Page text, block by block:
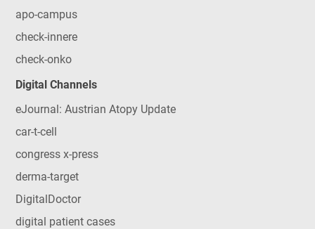
apo-campus
check-innere
check-onko
Digital Channels
eJournal: Austrian Atopy Update
car-t-cell
congress x-press
derma-target
DigitalDoctor
digital patient cases